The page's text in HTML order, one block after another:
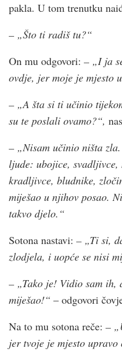
pakla. U tom trenutku
– „Što ti radiš tu?“
On mu odgovori: – „I ja
ovdje, jer moje je mjesto
– „A šta si ti učinio
su te poslali ovamo?“,
– „Nisam učinio ništa
ljude: ubojice, svadljivce,
kradljivce, bludnike,
miješao u njihov posao.
takvo djelo.“
Sotona nastavi: – „Ti si,
zlodjela, i uopće se nisi
– „Tako je! Vidio sam ih,
miješao!“ – odgovori
Na to mu sotona reče: –
jer tvoje je mjesto